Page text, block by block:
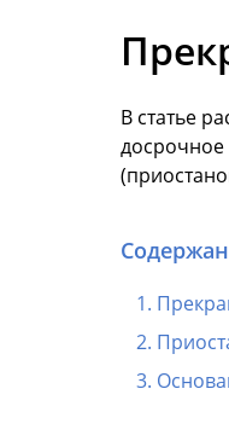
В статье